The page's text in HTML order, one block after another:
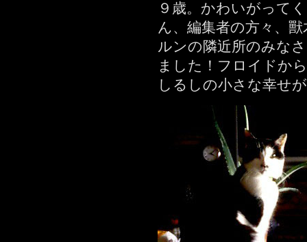
９歳。かわいがって
ん、編集者の方々、
ルンの隣近所のみな
ました！フロイドか
しるしの小さな幸せ